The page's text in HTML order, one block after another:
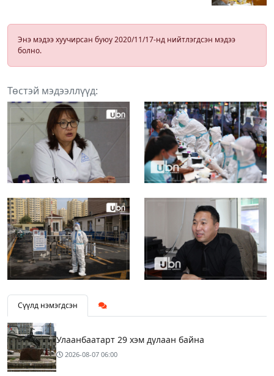
Энэ мэдээ хуучирсан буюу 2020/11/17-нд нийтлэгдсэн мэдээ
болно.
Төстэй мэдээллүүд:
Сүүлд нэмэгдсэн
Улаанбаатарт 29 хэм дулаан байна
2026-08-07 06:00